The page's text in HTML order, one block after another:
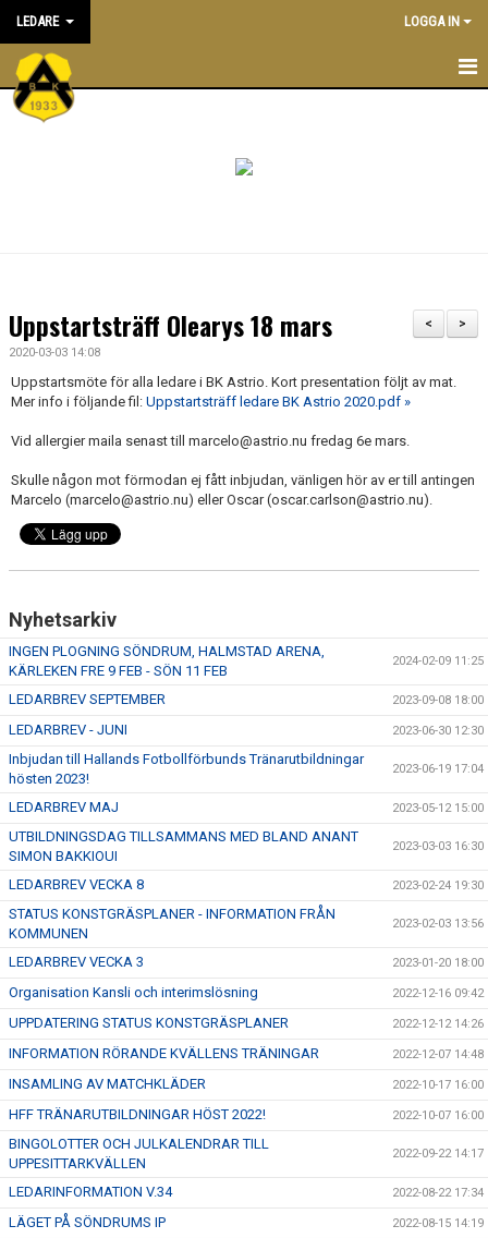
LEDARE LOGGA IN
STARTSIDA
INRIKTNING OCH RIKTLINJER
EKONOMIPOLICY
UTBILDNING
DOKUMENTBANK
LEDARGUIDER
BOKA SAMLINGSLOKAL, FOTBOLLSPLANER & OMKLÄDNING
NIVÅANPASSNING BK ASTRIO
>
<
Uppstartsträff Olearys 18 mars
2020-03-03 14:08
Uppstartsmöte för alla ledare i BK Astrio. Kort presentation följt av mat.
Mer info i följande fil: Uppstartsträff ledare BK Astrio 2020.pdf »
Vid allergier maila senast till marcelo@astrio.nu fredag 6e mars.
Skulle någon mot förmodan ej fått inbjudan, vänligen hör av er till antingen
Marcelo (marcelo@astrio.nu) eller Oscar (oscar.carlson@astrio.nu).
Nyhetsarkiv
INGEN PLOGNING SÖNDRUM, HALMSTAD ARENA,
KÄRLEKEN FRE 9 FEB - SÖN 11 FEB
2024-02-09 11:25
LEDARBREV SEPTEMBER 2023-09-08 18:00
LEDARBREV - JUNI 2023-06-30 12:30
Inbjudan till Hallands Fotbollförbunds Tränarutbildningar
hösten 2023!
2023-06-19 17:04
LEDARBREV MAJ 2023-05-12 15:00
UTBILDNINGSDAG TILLSAMMANS MED BLAND ANANT
SIMON BAKKIOUI
2023-03-03 16:30
LEDARBREV VECKA 8 2023-02-24 19:30
STATUS KONSTGRÄSPLANER - INFORMATION FRÅN
KOMMUNEN
2023-02-03 13:56
LEDARBREV VECKA 3 2023-01-20 18:00
Organisation Kansli och interimslösning 2022-12-16 09:42
UPPDATERING STATUS KONSTGRÄSPLANER 2022-12-12 14:26
INFORMATION RÖRANDE KVÄLLENS TRÄNINGAR 2022-12-07 14:48
INSAMLING AV MATCHKLÄDER 2022-10-17 16:00
HFF TRÄNARUTBILDNINGAR HÖST 2022! 2022-10-07 16:00
BINGOLOTTER OCH JULKALENDRAR TILL
UPPESITTARKVÄLLEN
2022-09-22 14:17
LEDARINFORMATION V.34 2022-08-22 17:34
LÄGET PÅ SÖNDRUMS IP 2022-08-15 14:19